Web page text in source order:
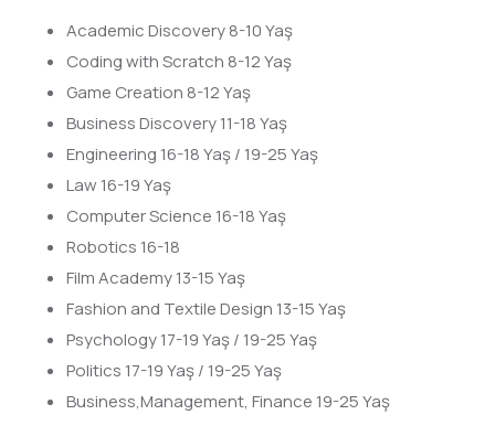
Academic Discovery 8-10 Yaş
Coding with Scratch 8-12 Yaş
Game Creation 8-12 Yaş
Business Discovery 11-18 Yaş
Engineering 16-18 Yaş / 19-25 Yaş
Law 16-19 Yaş
Computer Science 16-18 Yaş
Robotics 16-18
Film Academy 13-15 Yaş
Fashion and Textile Design 13-15 Yaş
Psychology 17-19 Yaş / 19-25 Yaş
Politics 17-19 Yaş / 19-25 Yaş
Business,Management, Finance 19-25 Yaş